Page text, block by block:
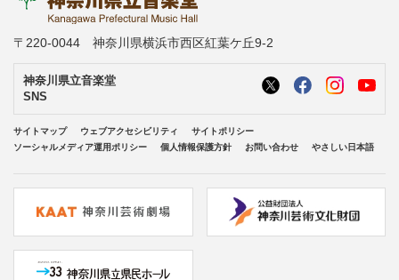
〒220-0044 神奈川県横浜市西区紅葉ケ丘9-2
神奈川県立音楽堂
SNS
サイトマップ ウェブアクセシビリティ
サイトポリシー
ソーシャルメディア運用ポリシー
個人情報保護方針 お問い合わせ やさしい日本語